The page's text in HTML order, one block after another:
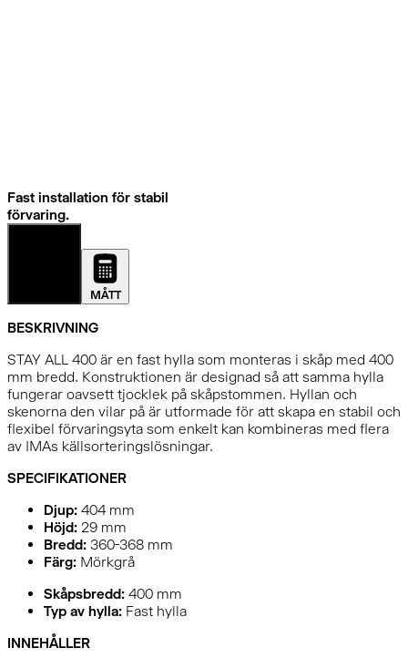
Fast installation för stabil
förvaring.
MÅTT
BESKRIVNING
STAY ALL 400 är en fast hylla som monteras i skåp med 400
mm bredd. Konstruktionen är designad så att samma hylla
fungerar oavsett tjocklek på skåpstommen. Hyllan och
skenorna den vilar på är utformade för att skapa en stabil och
flexibel förvaringsyta som enkelt kan kombineras med flera
av IMAs källsorteringslösningar.
SPECIFIKATIONER
Djup: 404mm
Höjd: 29 mm
Bredd: 360-368 mm
Färg: Mörkgrå
Skåpsbredd: 400 mm
Typ av hylla: Fast hylla
INNEHÅLLER